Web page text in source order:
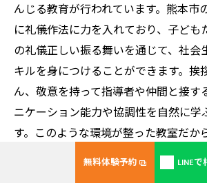
んじる教育が行われています。熊本市
に礼儀作法に力を入れており、子ども
の礼儀正しい振る舞いを通じて、社会
キルを身につけることができます。挨
ん、敬意を持って指導者や仲間と接す
ニケーション能力や協調性を自然に学
す。このような環境が整った教室だか
も安心して参加できるのです。
無料体験予約 LINEで